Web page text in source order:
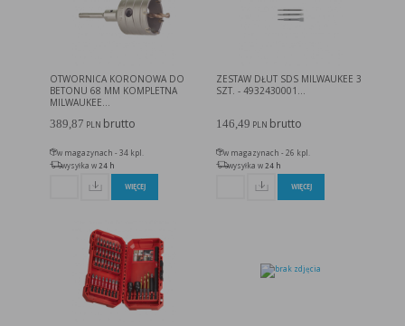
OTWORNICA KORONOWA DO
BETONU 68 MM KOMPLETNA
MILWAUKEE...
389,87 PLN brutto
w magazynach - 34 kpl.
wysyłka w 24 h
WIĘCEJ
ZESTAW DŁUT SDS MILWAUKEE 3
SZT. - 4932430001...
146,49 PLN brutto
w magazynach - 26 kpl.
wysyłka w 24 h
WIĘCEJ